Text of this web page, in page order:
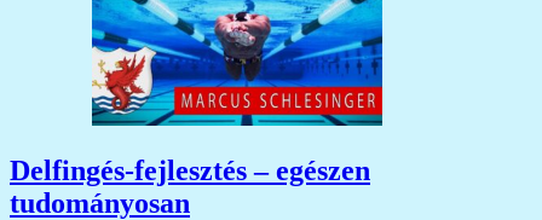
Delfingés-fejlesztés – egészen
tudományosan